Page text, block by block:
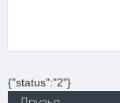
{"status":"2"}